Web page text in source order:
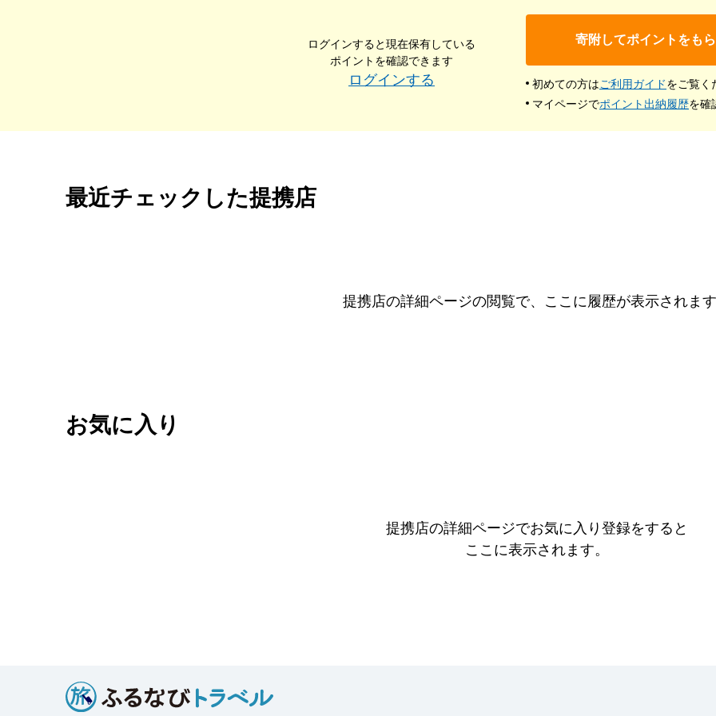
ログインすると現在保有している
ポイントを確認できます
ログインする
寄附してポイントをも
初めての方はご利用ガイドをご覧く
マイページでポイント出納履歴を確
最近チェックした提携店
提携店の詳細ページの閲覧で、ここに履歴が表示されます
お気に入り
提携店の詳細ページでお気に入り登録をすると
ここに表示されます。